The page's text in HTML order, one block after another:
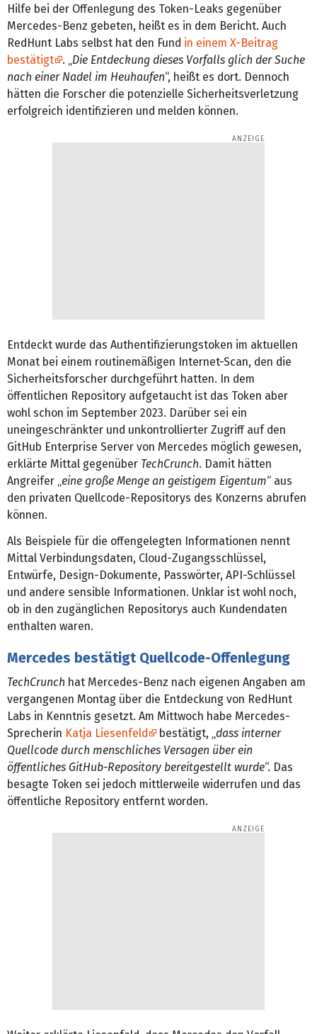
Hilfe bei der Offenlegung des Token-Leaks gegenüber
Mercedes-Benz gebeten, heißt es in dem Bericht. Auch
RedHunt Labs selbst hat den Fund in einem X-Beitrag
bestätigt
. „ Die Entdeckung dieses Vorfalls glich der Suche
nach einer Nadel im Heuhaufen“, heißt es dort. Dennoch
hätten die Forscher die potenzielle Sicherheitsverletzung
erfolgreich identifizieren und melden können.
Entdeckt wurde das Authentifizierungstoken im aktuellen
Monat bei einem routinemäßigen Internet-Scan, den die
Sicherheitsforscher durchgeführt hatten. In dem
öffentlichen Repository aufgetaucht ist das Token aber
wohl schon im September 2023. Darüber sei ein
uneingeschränkter und unkontrollierter Zugriff auf den
GitHub Enterprise Server von Mercedes möglich gewesen,
erklärte Mittal gegenüber TechCrunch. Damit hätten
Angreifer „ eine große Menge an geistigem Eigentum“ aus
den privaten Quellcode-Repositorys des Konzerns abrufen
können.
Als Beispiele für die offengelegten Informationen nennt
Mittal Verbindungsdaten, Cloud-Zugangsschlüssel,
Entwürfe, Design-Dokumente, Passwörter, API-Schlüssel
und andere sensible Informationen. Unklar ist wohl noch,
ob in den zugänglichen Repositorys auch Kundendaten
enthalten waren.
Mercedes bestätigt Quellcode-Offenlegung
TechCrunch hat Mercedes-Benz nach eigenen Angaben am
vergangenen Montag über die Entdeckung von RedHunt
Labs in Kenntnis gesetzt. Am Mittwoch habe Mercedes-
Sprecherin Katja Liesenfeld bestätigt, „ dass interner
Quellcode durch menschliches Versagen über ein
öffentliches GitHub-Repository bereitgestellt wurde“. Das
besagte Token sei jedoch mittlerweile widerrufen und das
öffentliche Repository entfernt worden.